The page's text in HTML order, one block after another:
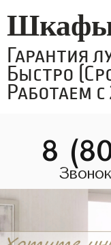
Шкафы
Гарантия
Быстро
Работаем с
8